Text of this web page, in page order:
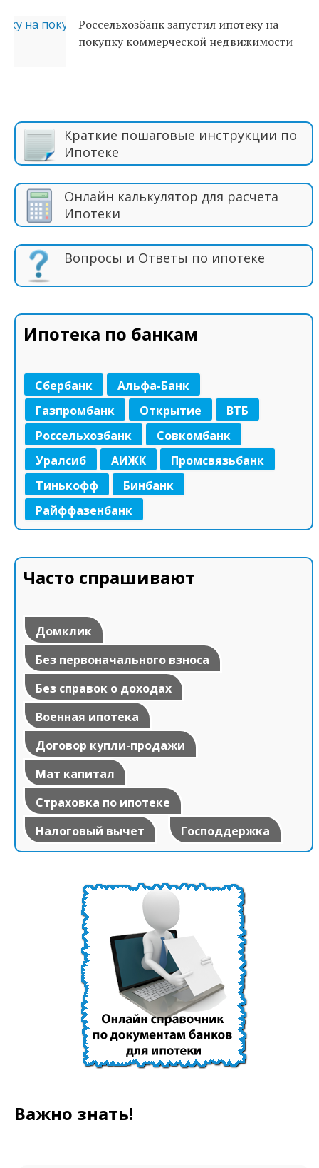
Россельхозбанк запустил ипотеку на
покупку коммерческой недвижимости
Краткие пошаговые инструкции по
Ипотеке
Онлайн калькулятор для расчета
Ипотеки
Вопросы и Ответы по ипотеке
Ипотека по банкам
Сбербанк
Альфа-Банк
Газпромбанк
Открытие
ВТБ
Россельхозбанк
Совкомбанк
Уралсиб
АИЖК
Промсвязьбанк
Тинькофф
Бинбанк
Райффазенбанк
Часто спрашивают
Домклик
Без первоначального взноса
Без справок о доходах
Военная ипотека
Договор купли-продажи
Мат капитал
Страховка по ипотеке
Налоговый вычет
Господдержка
Важно знать!